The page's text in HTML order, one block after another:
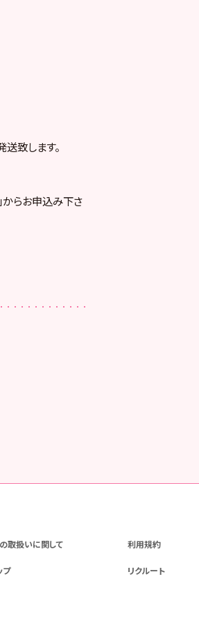
致します。
からお申込み下さ
取扱いに関して 利用規約
プ リクルート